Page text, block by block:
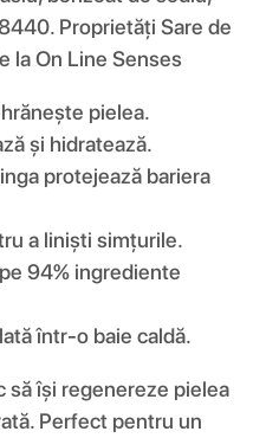
Proprietăți Sare de
la On Line Senses
pielea.
și hidratează.
protejează bariera
a liniști simțurile.
94% ingrediente
într-o baie caldă.
să își regenereze pielea
Perfect pentru un